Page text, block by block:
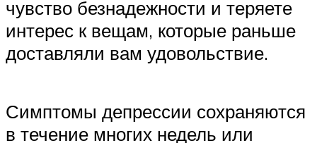
чувство безнадежности и теряете
интерес к вещам, которые раньше
доставляли вам удовольствие.
Симптомы депрессии сохраняются
в течение многих недель или